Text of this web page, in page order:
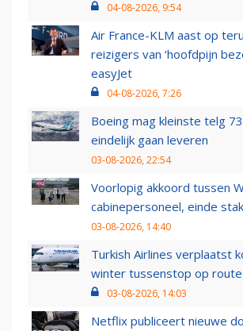
04-08-2026, 9:54
Air France-KLM aast op
reizigers van ‘hoofdpijn
easyJet
04-08-2026, 7:26
Boeing mag kleinste telg
eindelijk gaan leveren
03-08-2026, 22:54
Voorlopig akkoord tussen
cabinepersoneel, einde
03-08-2026, 14:40
Turkish Airlines verplaatst
winter tussenstop op route
03-08-2026, 14:03
Netflix publiceert nieuwe